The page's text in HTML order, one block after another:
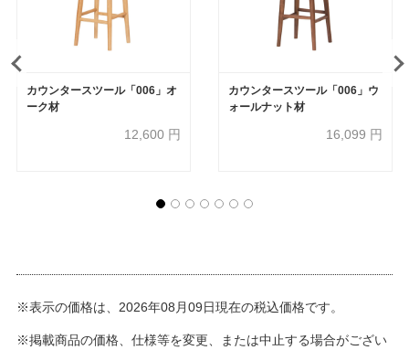
カウンタースツール「006」オ
ーク材
12,600 円
カウンタースツール「006」ウ
ォールナット材
16,099 円
※表示の価格は、2026年08月09日現在の税込価格です。
※掲載商品の価格、仕様等を変更、または中止する場合がござい